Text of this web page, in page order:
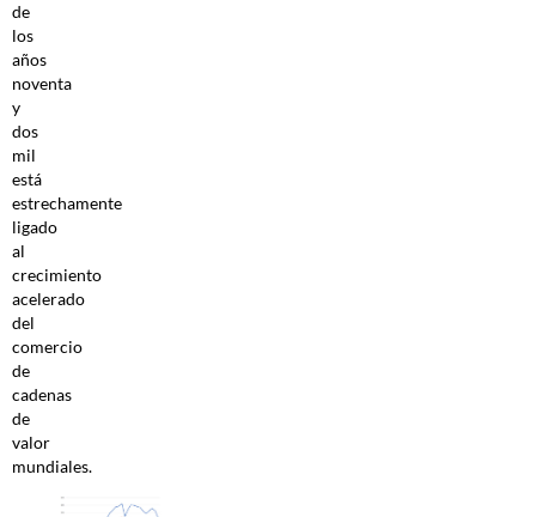
de
los
años
noventa
y
dos
mil
está
estrechamente
ligado
al
crecimiento
acelerado
del
comercio
de
cadenas
de
valor
mundiales.